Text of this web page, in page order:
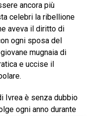
ancora più
celebri la ribellione
aveva il diritto di
ogni sposa del
mugnaia di
e uccise il
Ivrea è senza dubbio
ogni anno durante